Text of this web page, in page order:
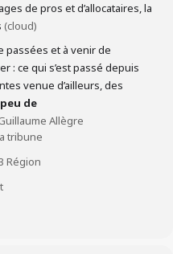
de pros et d’allocataires, la
(cloud)
passées et à venir de
: ce qui s’est passé depuis
venue d’ailleurs, des
de
Allègre
tribune
Région